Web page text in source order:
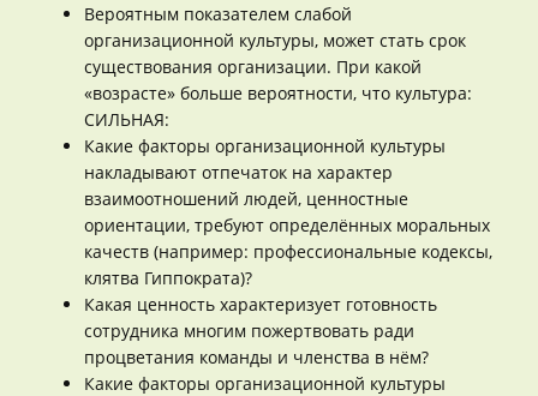
Вероятным показателем слабой
организационной культуры, может стать срок
существования организации. При какой
«возрасте» больше вероятности, что культура:
СИЛЬНАЯ:
Какие факторы организационной культуры
накладывают отпечаток на характер
взаимоотношений людей, ценностные
ориентации, требуют определённых моральных
качеств (например: профессиональные кодексы,
клятва Гиппократа)?
Какая ценность характеризует готовность
сотрудника многим пожертвовать ради
процветания команды и членства в нём?
Какие факторы организационной культуры